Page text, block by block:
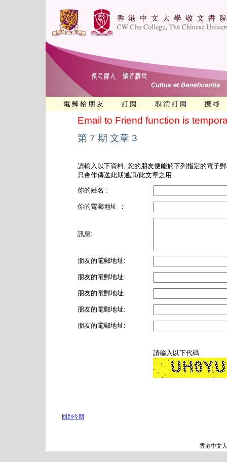
Email to Friend function is
第 7 期 文章 3
請輸入以下資料, 您的朋友便能於下列指定的電子
只會作傳送此期通訊/此文章之用.
你的姓名 :
你的電郵地址 ：
訊息:
朋友的電郵地址:
朋友的電郵地址:
朋友的電郵地址:
朋友的電郵地址:
朋友的電郵地址:
請輸入以下代碼
回到今期
香港中文